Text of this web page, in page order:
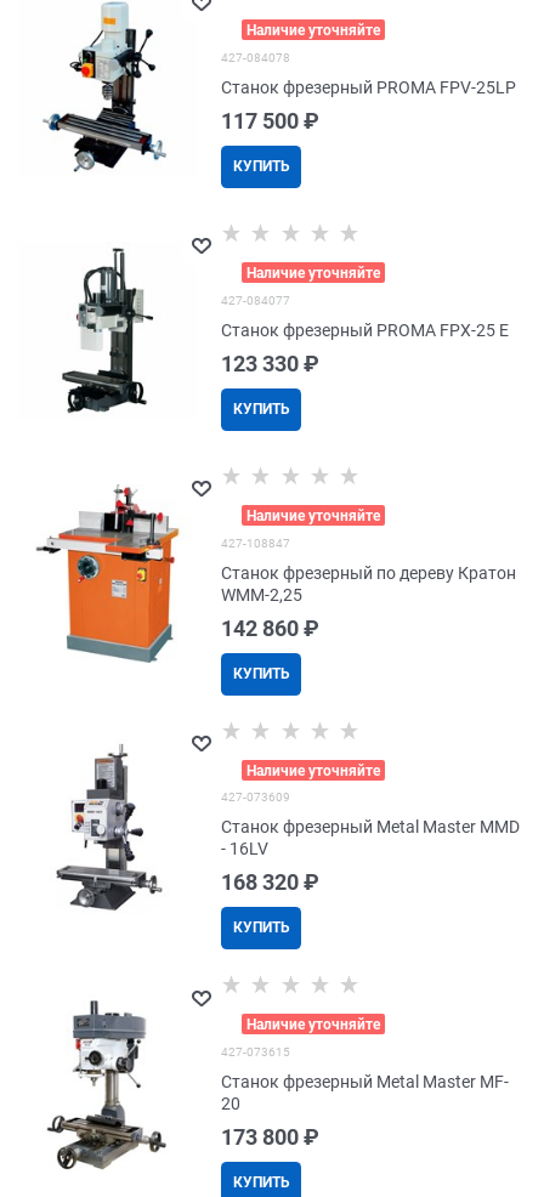
Наличие уточняйте
427-084078
Станок фрезерный PROMA FPV-25LP
117 500 ₽
КУПИТЬ
Наличие уточняйте
427-084077
Станок фрезерный PROMA FPX-25 E
123 330 ₽
КУПИТЬ
Наличие уточняйте
427-108847
Станок фрезерный по дереву Кратон
WMM-2,25
142 860 ₽
КУПИТЬ
Наличие уточняйте
427-073609
Станок фрезерный Metal Master MMD
- 16LV
168 320 ₽
КУПИТЬ
Наличие уточняйте
427-073615
Станок фрезерный Metal Master MF-
20
173 800 ₽
КУПИТЬ